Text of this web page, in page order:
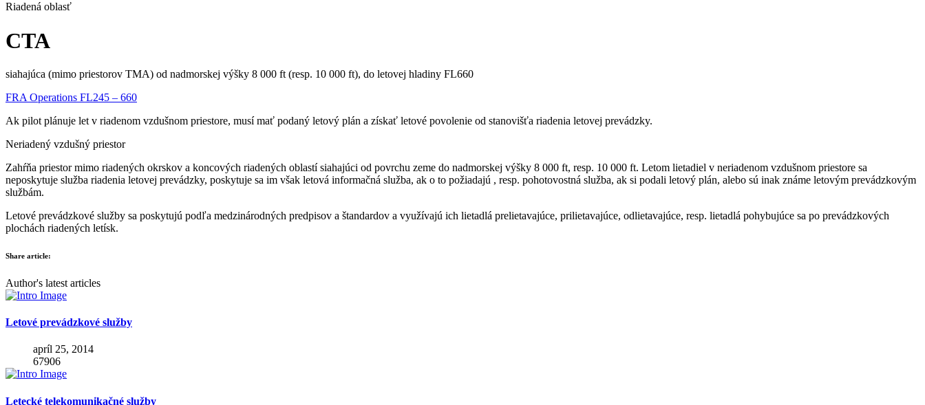
Riadená oblasť
CTA
siahajúca (mimo priestorov TMA) od nadmorskej výšky 8 000 ft (resp. 10 000 ft), do letovej hladiny FL660
FRA Operations FL245 – 660
Ak pilot plánuje let v riadenom vzdušnom priestore, musí mať podaný letový plán a získať letové povolenie od stanovišťa riadenia letovej prevádzky.
Neriadený vzdušný priestor
Zahŕňa priestor mimo riadených okrskov a koncových riadených oblastí siahajúci od povrchu zeme do nadmorskej výšky 8 000 ft, resp. 10 000 ft. Letom lietadiel v neriadenom vzdušnom priestore sa
neposkytuje služba riadenia letovej prevádzky, poskytuje sa im však letová informačná služba, ak o to požiadajú , resp. pohotovostná služba, ak si podali letový plán, alebo sú inak známe letovým prevádzkovým
službám.
Letové prevádzkové služby sa poskytujú podľa medzinárodných predpisov a štandardov a využívajú ich lietadlá prelietavajúce, prilietavajúce, odlietavajúce, resp. lietadlá pohybujúce sa po prevádzkových
plochách riadených letísk.
Share article:
Author's latest articles
Letové prevádzkové služby
apríl 25, 2014
67906
Letecké telekomunikačné služby